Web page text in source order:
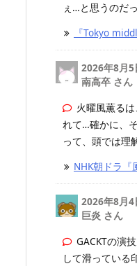
ぇ…と思うのだ
『Tokyo
2026年8月5
南高卒 さん
火曜風薫る
れて…確かに、
って、頭では理
NHK朝ドラ『
2026年8月4
巨炎 さん
GACKTの演
して滑っている